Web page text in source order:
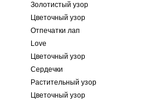
Золотистый узор
Цветочный узор
Отпечатки лап
Love
Цветочный узор
Сердечки
Растительный узор
Цветочный узор